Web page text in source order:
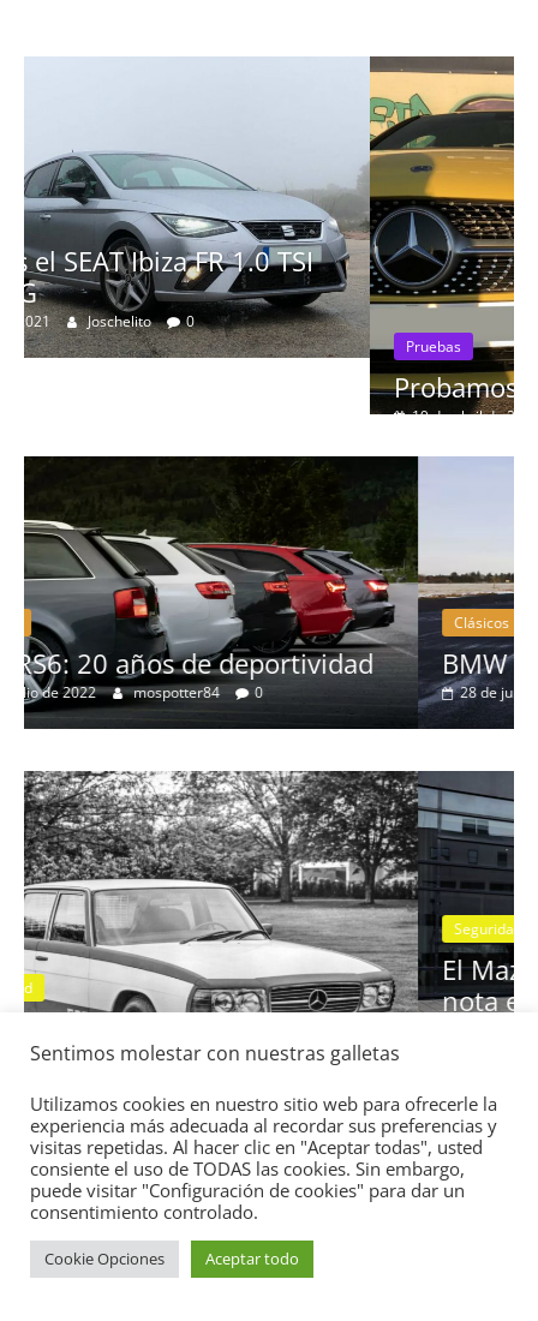
Pruebas
Probamos el Mercedes-Benz A200d
Clásicos
BMW Serie 7: lujo desde 1977
28 de junio de 2022 mospotter84 0
Seguridad
El Mazda CX-5 2022 logra la máxima
nota en las pruebas de seguridad
IIHS
11 de noviembre de 2021 mospotter84 0
Copyright © 2026Academia del Motor
Sentimos molestar con nuestras galletas
Utilizamos cookies en nuestro sitio web para ofrecerle la
experiencia más adecuada al recordar sus preferencias y
visitas repetidas. Al hacer clic en "Aceptar todas", usted
consiente el uso de TODAS las cookies. Sin embargo,
puede visitar "Configuración de cookies" para dar un
consentimiento controlado.
Cookie Opciones Aceptar todo